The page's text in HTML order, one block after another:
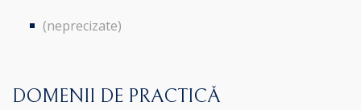
(neprecizate)
DOMENII DE PRACTICĂ